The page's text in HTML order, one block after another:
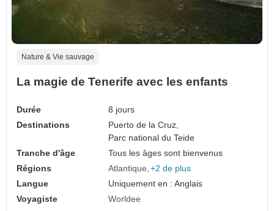
Nature & Vie sauvage
La magie de Tenerife avec les enfants
Durée
8 jours
Destinations
Puerto de la Cruz,
Parc national du Teide
Tranche d'âge
Tous les âges sont bienvenus
Régions
Atlantique +2 de plus
Langue
Uniquement en : Anglais
Voyagiste
Worldee